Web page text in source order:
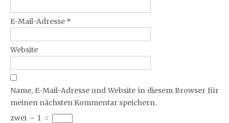
E-Mail-Adresse *
Website
Name, E-Mail-Adresse und Website in diesem Browser für
meinen nächsten Kommentar speichern.
zwei − 1 =